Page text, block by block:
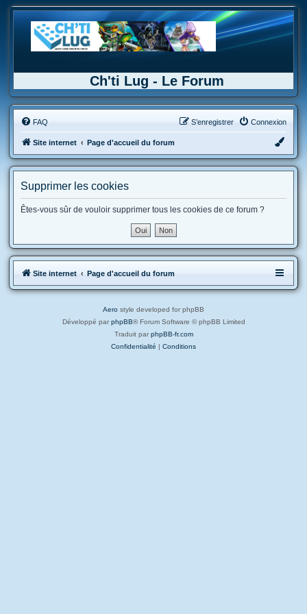
Ch'ti Lug - Le Forum
FAQ Connexion
S’enregistrer
Site internet Page d'accueil du forum
Supprimer les cookies
Êtes-vous sûr de vouloir supprimer tous les cookies de ce forum ?
Site internet Page d'accueil du forum
Aero style developed for phpBB
Développé par phpBB® Forum Software © phpBB Limited
Traduit par phpBB-fr.com
Confidentialité | Conditions